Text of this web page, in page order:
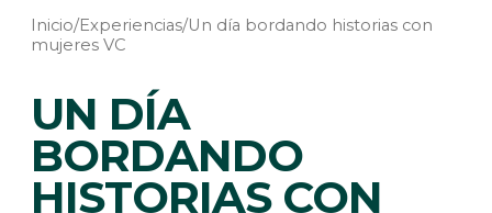
Inicio/Experiencias/Un día bordando historias con
mujeres VC
UN DÍA
BORDANDO
HISTORIAS CON